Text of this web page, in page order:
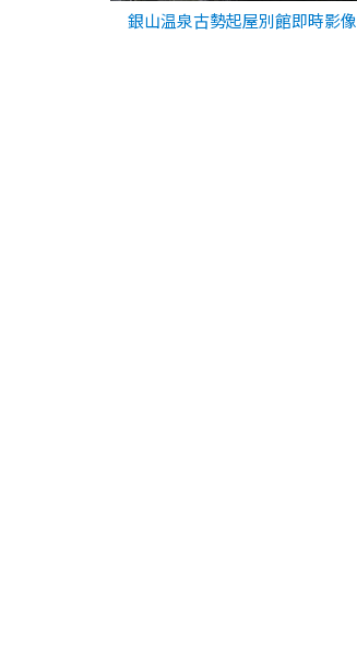
銀山温泉古勢起屋別館即時影像